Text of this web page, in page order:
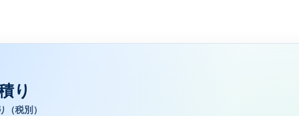
り
税別）